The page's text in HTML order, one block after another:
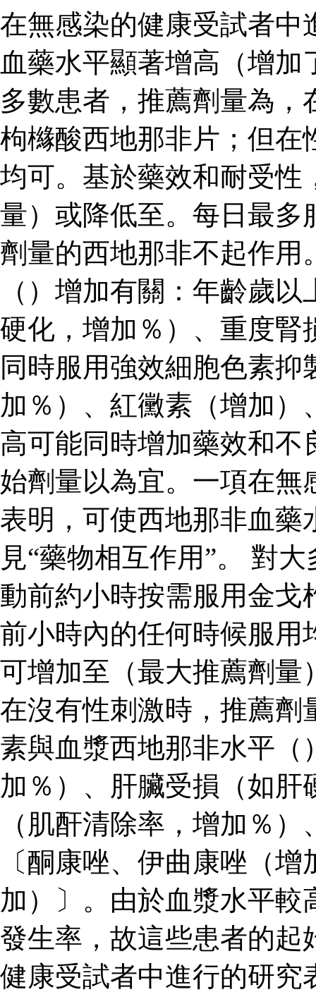
在無感染的健康受試者中
血藥水平顯著增高（增加
多數患者，推薦劑量為
枸櫞酸西地那非片；但在
均可。基於藥效和耐受性
量）或降低至。每日最多
劑量的西地那非不起作用
（）增加有關：年齡歲
硬化，增加％）、重度腎
同時服用強效細胞色素
加％）、紅黴素（增加
高可能同時增加藥效和不
始劑量以為宜。一項在無
表明，可使西地那非血藥
見“藥物相互作用”。 對
動前約小時按需服用金戈
前小時內的任何時候服用
可增加至（最大推薦劑量
在沒有性刺激時，推薦劑
素與血漿西地那非水平（
加％）、肝臟受損（如
（肌酐清除率，增加％
〔酮康唑、伊曲康唑（
加）〕。由於血漿水平
發生率，故這些患者的起
健康受試者中進行的研究